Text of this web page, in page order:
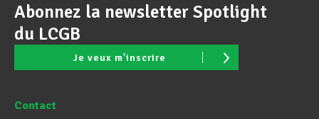
Abonnez la newsletter Spotlight
du LCGB
Je veux m'inscrire
Contact